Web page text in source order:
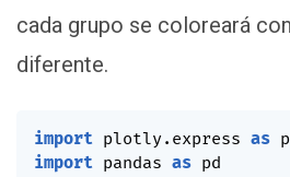
cada grupo se coloreará
diferente.
import plotly. express as
import pandas as pd